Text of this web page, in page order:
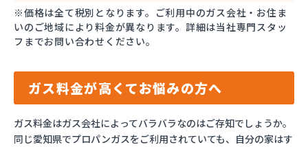
※価格は全て税別となります。ご利用中のガス会社・お住ま
いのご地域により料金が異なります。詳細は当社専門スタッ
フまでお問い合わせください。
ガス料金が高くてお悩みの方へ
ガス料金はガス会社によってバラバラなのはご存知でしょうか。
同じ愛知県でプロパンガスをご利用されていても、自分の家はす